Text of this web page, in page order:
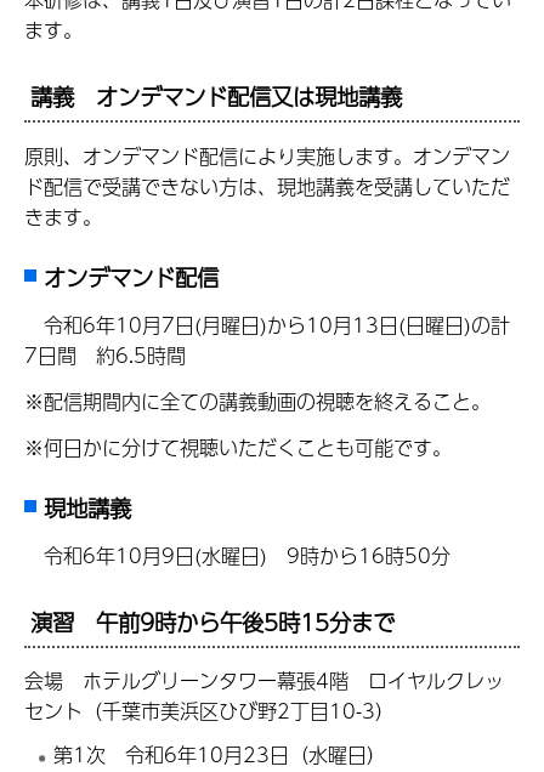
ます。
講義 オンデマンド配信又は現地講義
原則、オンデマンド配信により実施します。オンデマン
ド配信で受講できない方は、現地講義を受講していただ
きます。
オンデマンド配信
令和6年10月7日(月曜日)から10月13日(日曜日)の計
7日間 約6.5時間
※配信期間内に全ての講義動画の視聴を終えること。
※何日かに分けて視聴いただくことも可能です。
現地講義
令和6年10月9日(水曜日) 9時から16時50分
演習 午前9時から午後5時15分まで
会場 ホテルグリーンタワー幕張4階 ロイヤルクレッ
セント（千葉市美浜区ひび野2丁目10-3）
第1次 令和6年10月23日（水曜日）